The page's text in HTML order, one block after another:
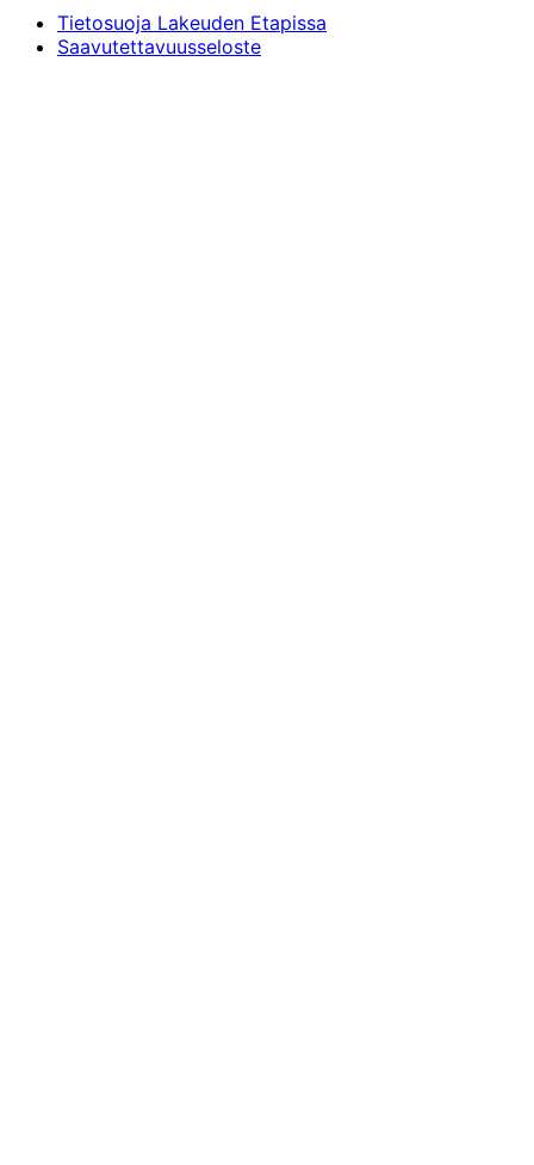
Tietosuoja Lakeuden Etapissa
Saavutettavuusseloste